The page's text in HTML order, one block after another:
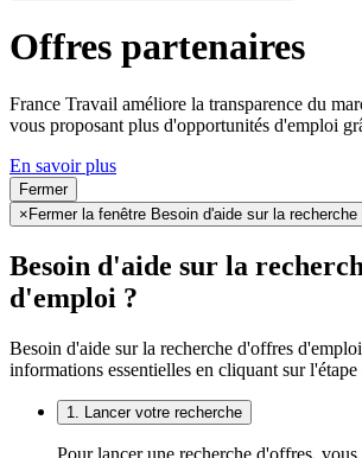
Offres partenaires
France Travail améliore la transparence du
vous proposant plus d'opportunités d'emploi
En savoir plus
Fermer
× Fermer la fenêtre Besoin d'aide sur la
Besoin d'aide sur la
d'emploi ?
Besoin d'aide sur la recherche d'offres
informations essentielles en cliquant sur
1. Lancer votre recherche